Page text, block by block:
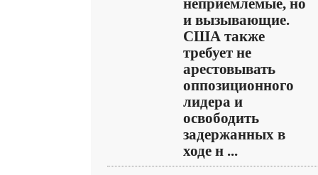
неприемлемые, но
и вызывающие.
США также
требует не
арестовывать
оппозиционного
лидера и
освободить
задержанных в
ходе н ...